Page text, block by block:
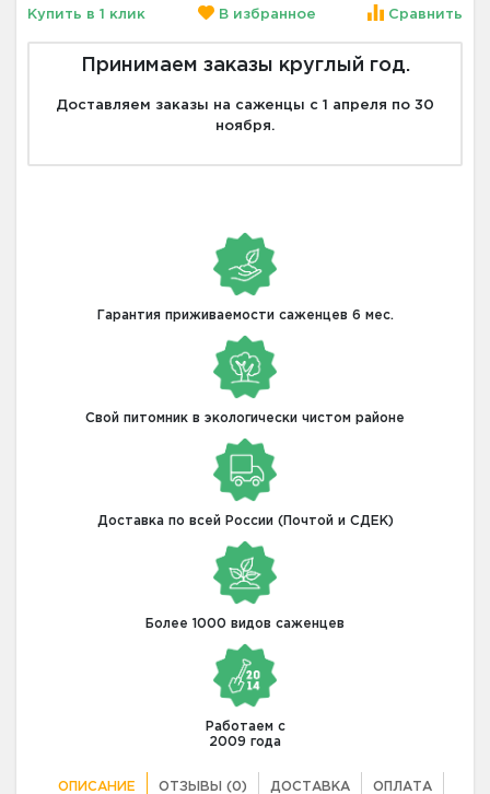
Купить в 1 клик В избранное Сравнить
Принимаем заказы круглый год.
Доставляем заказы на саженцы с 1 апреля по 30
ноября.
Гарантия приживаемости саженцев 6 мес.
Свой питомник в экологически чистом районе
Доставка по всей России (Почтой и СДЕК)
Более 1000 видов саженцев
Работаем с
2009 года
ОПИСАНИЕ ОТЗЫВЫ (0) ДОСТАВКА ОПЛАТА